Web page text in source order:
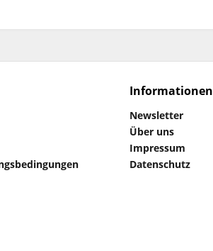
Informationen
Newsletter
Über uns
Impressum
Datenschutz